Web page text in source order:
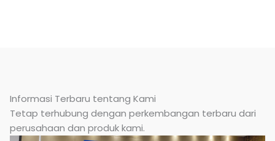
Informasi Terbaru tentang Kami
Tetap terhubung dengan perkembangan terbaru dari
perusahaan dan produk kami.